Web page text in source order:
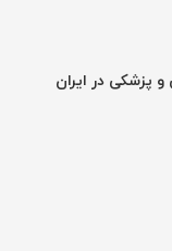
پزشکی در ایران